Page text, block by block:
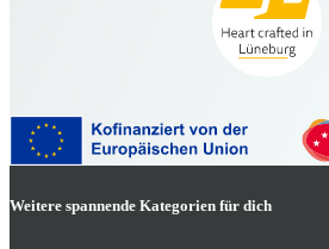
Weitere spannende Kategorien für dich